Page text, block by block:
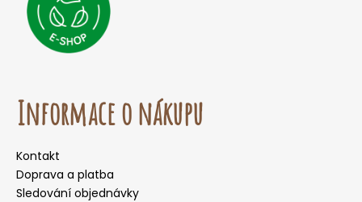
Informace o nákupu
Kontakt
Doprava a platba
Sledování objednávky